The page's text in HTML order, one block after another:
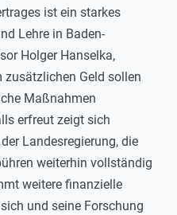
ist ein starkes
Lehre in Baden-
Holger Hanselka,
zusätzlichen Geld sollen
Maßnahmen
erfreut zeigt sich
Landesregierung, die
weiterhin vollständig
weitere finanzielle
und seine Forschung